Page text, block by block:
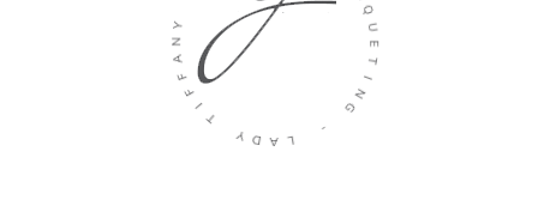
A
N
Q
U
E
T
I
G
-
L
A
Y
T
I
F
F
A